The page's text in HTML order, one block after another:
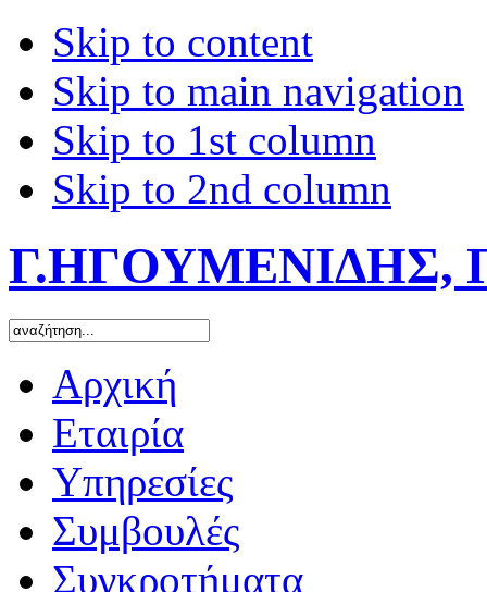
Skip to content
Skip to main navigation
Skip to 1st column
Skip to 2nd column
Γ.ΗΓΟΥΜΕΝΙΔΗΣ,
Αρχική
Εταιρία
Υπηρεσίες
Συμβουλές
Συγκροτήματα